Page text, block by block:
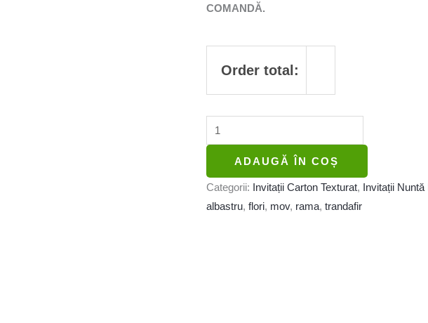
COMANDĂ.
Order total:
ADAUGĂ ÎN COȘ
Categorii: Invitații Carton Texturat, Invitații Nuntă
albastru, flori, mov, rama, trandafir